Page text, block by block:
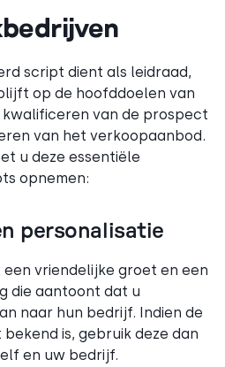
script dient als leidraad,
op de hoofddoelen van
van de prospect
van het verkoopaanbod.
u deze essentiële
opnemen:
personalisatie
vriendelijke groet en een
die aantoont dat u
naar hun bedrijf. Indien de
is, gebruik deze dan
en uw bedrijf.